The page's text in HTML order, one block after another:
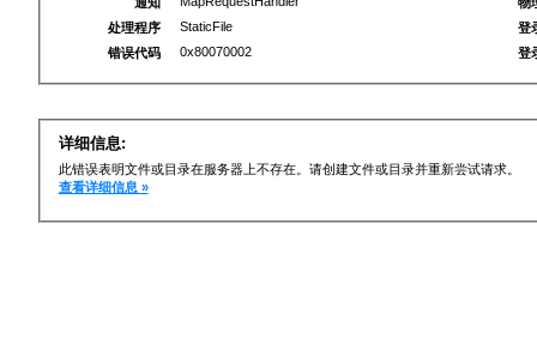
处理程序
StaticFile
错误代码
0x80070002
登
登
详细信息:
此错误表明文件或目录在服务器上不存在。请创建文件或目录并重新尝试请求。
查看详细信息 »